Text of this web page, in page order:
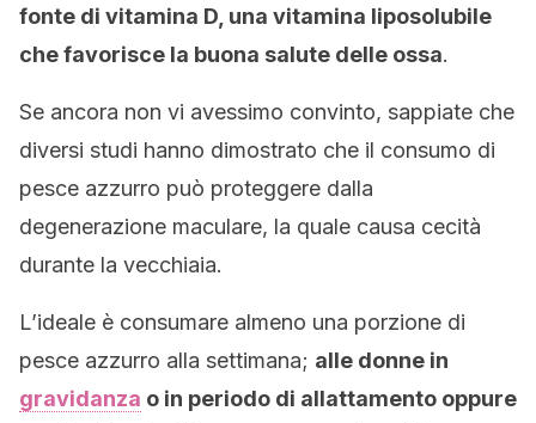
fonte di vitamina D, una vitamina liposolubile
che favorisce la buona salute delle ossa.
Se ancora non vi avessimo convinto, sappiate che
diversi studi hanno dimostrato che il consumo di
pesce azzurro può proteggere dalla
degenerazione maculare, la quale causa cecità
durante la vecchiaia.
L’ideale è consumare almeno una porzione di
pesce azzurro alla settimana; alle donne in
gravidanza o in periodo di allattamento oppure